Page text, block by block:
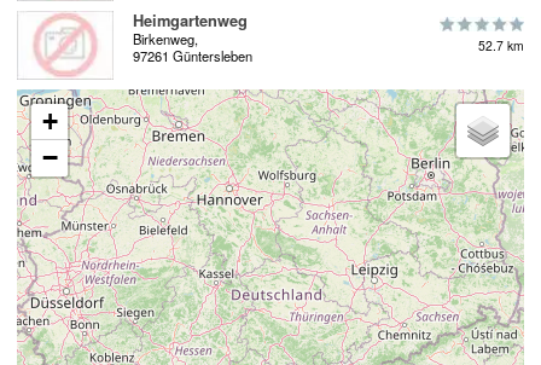
Heimgartenweg
Birkenweg,
97261 Güntersleben
52.7 km
+
−